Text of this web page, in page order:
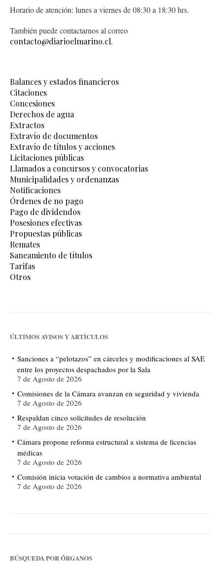
Horario de atención: lunes a viernes de 08:30 a 18:30 hrs.
También puede contactarnos al correo
contacto@diarioelmarino.cl.
Balances y estados financieros
Citaciones
Concesiones
Derechos de agua
Extractos
Extravío de documentos
Extravío de títulos y acciones
Licitaciones públicas
Llamados a concursos y convocatorias
Municipalidades y ordenanzas
Notificaciones
Órdenes de no pago
Pago de dividendos
Posesiones efectivas
Propuestas públicas
Remates
Saneamiento de títulos
Tarifas
Otros
ÚLTIMOS AVISOS Y ARTÍCULOS
Sanciones a “pelotazos” en cárceles y modificaciones al SAE
entre los proyectos despachados por la Sala
7 de Agosto de 2026
Comisiones de la Cámara avanzan en seguridad y vivienda
7 de Agosto de 2026
Respaldan cinco solicitudes de resolución
7 de Agosto de 2026
Cámara propone reforma estructural a sistema de licencias
médicas
7 de Agosto de 2026
Comisión inicia votación de cambios a normativa ambiental
7 de Agosto de 2026
BÚSQUEDA POR ÓRGANOS